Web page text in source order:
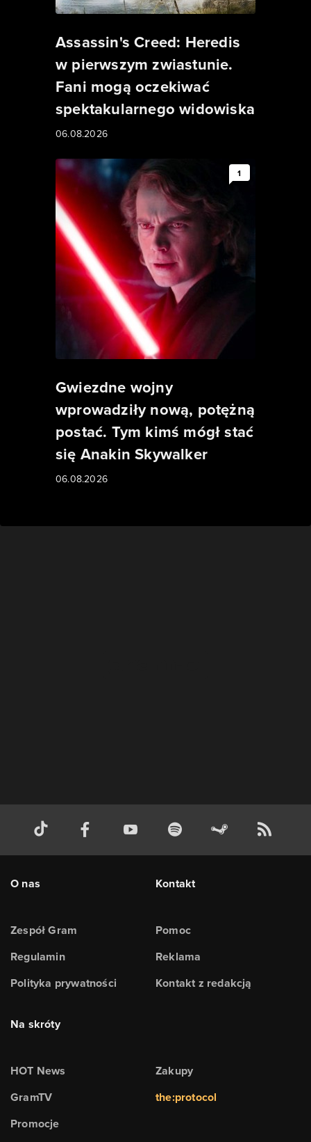
Assassin's Creed: Heredis
w pierwszym zwiastunie.
Fani mogą oczekiwać
spektakularnego widowiska
06.08.2026
1
Gwiezdne wojny
wprowadziły nową, potężną
postać. Tym kimś mógł stać
się Anakin Skywalker
06.08.2026
O nas
Zespół Gram
Regulamin
Polityka prywatności
Kontakt
Pomoc
Reklama
Kontakt z redakcją
Na skróty
HOT News
GramTV
Promocje
Zakupy
the:protocol